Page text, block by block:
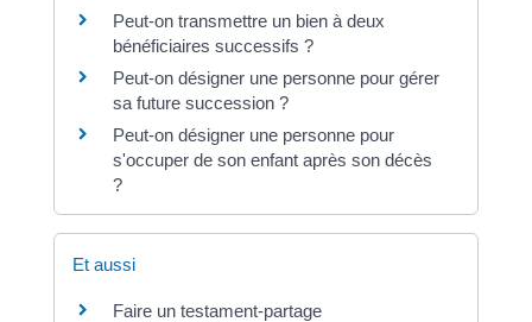
Peut-on transmettre un bien à deux
bénéficiaires successifs ?
Peut-on désigner une personne pour gérer
sa future succession ?
Peut-on désigner une personne pour
s'occuper de son enfant après son décès
?
Et aussi
Faire un testament-partage